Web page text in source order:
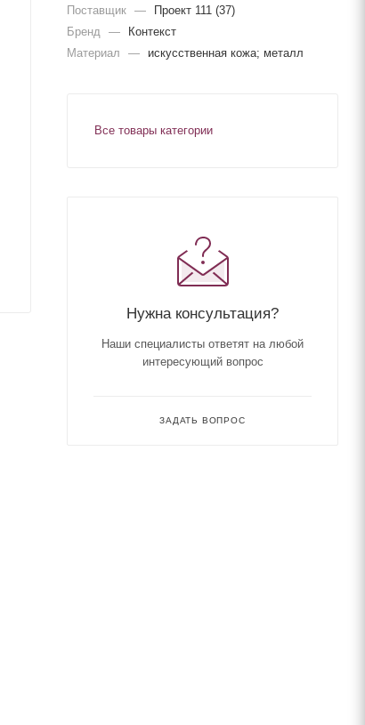
Поставщик —
Проект 111 (37)
Бренд
—
Контекст
Материал
— искусственная кожа; металл
Все товары категории
Нужна консультация?
Наши специалисты ответят на любой
интересующий вопрос
ЗАДАТЬ ВОПРОС